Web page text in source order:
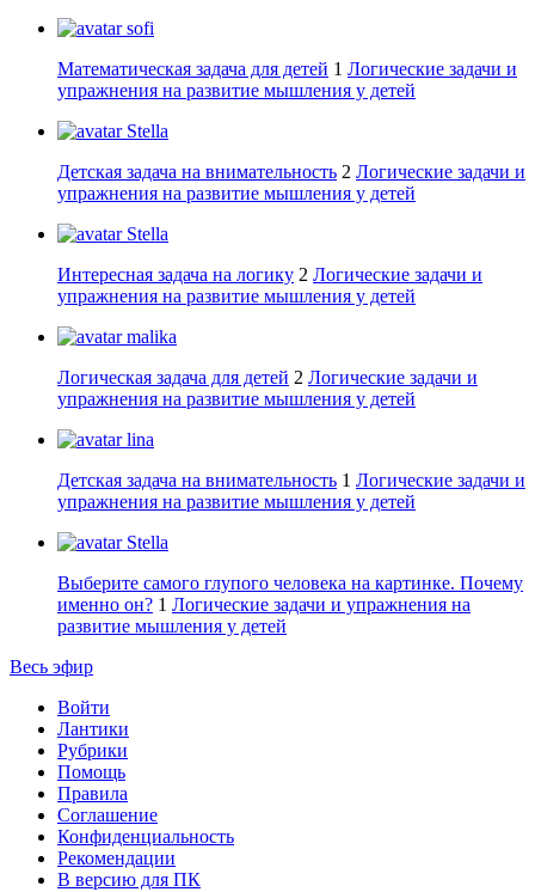
sofi
Математическая задача для детей 1 Логические задачи и
упражнения на развитие мышления у детей
Stella
Детская задача на внимательность 2 Логические задачи и
упражнения на развитие мышления у детей
Stella
Интересная задача на логику 2 Логические задачи и
упражнения на развитие мышления у детей
malika
Логическая задача для детей 2 Логические задачи и
упражнения на развитие мышления у детей
lina
Детская задача на внимательность 1 Логические задачи и
упражнения на развитие мышления у детей
Stella
Выберите самого глупого человека на картинке. Почему
именно он? 1 Логические задачи и упражнения на
развитие мышления у детей
Весь эфир
Войти
Лантики
Рубрики
Помощь
Правила
Соглашение
Конфиденциальность
Рекомендации
В версию для ПК